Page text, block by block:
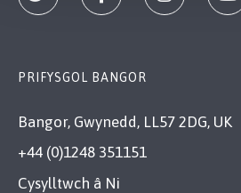
PRIFYSGOL BANGOR
Bangor, Gwynedd, LL57 2DG, UK
+44 (0)1248 351151
Cysylltwch â Ni